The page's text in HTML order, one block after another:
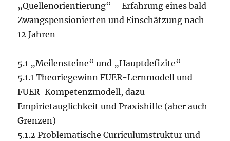
„Quellenorientierung“ – Erfahrung eines bald
Zwangspensionierten und Einschätzung nach
12 Jahren
5.1 „Meilensteine“ und „Hauptdefizite“
5.1.1 Theoriegewinn FUER-Lernmodell und
FUER-Kompetenzmodell, dazu
Empirietauglichkeit und Praxishilfe (aber auch
Grenzen)
5.1.2 Problematische Curriculumstruktur und